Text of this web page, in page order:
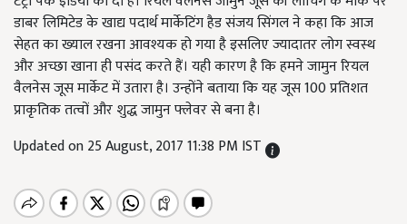
डाबर लिमिटेड के खाद्य पदार्थ मार्केटिंग हैड संजय सिंगल ने कहा कि आज
सेहत का ख्याल रखना आवश्यक हो गया है इसलिए ज्यादातर लोग स्वस्थ
और अच्छा खाना ही पसंद करते हैं। यही कारण है कि हमने जामुन रियल
वैलनेस जूस मार्केट में उतारा है। उन्होंने बताया कि यह जूस 100 प्रतिशत
प्राकृतिक तत्वों और शुद्ध जामुन फ्लेवर से बना है।
Updated on 25 August, 2017 11:38 PM IST